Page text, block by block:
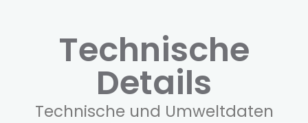
Technische
Details
Technische und Umweltdaten